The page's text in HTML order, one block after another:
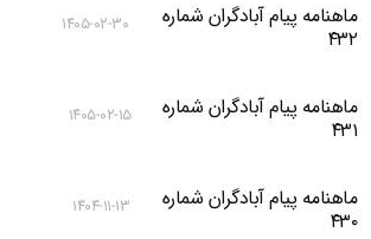
ماهنامه پیام آبادگران شماره
۴۳۲
۱۴۰۵-۰۲-۳۰
ماهنامه پیام آبادگران شماره
۴۳۱
۱۴۰۵-۰۲-۱۵
ماهنامه پیام آبادگران شماره
۴۳۰
۱۴۰۴-۱۱-۱۳